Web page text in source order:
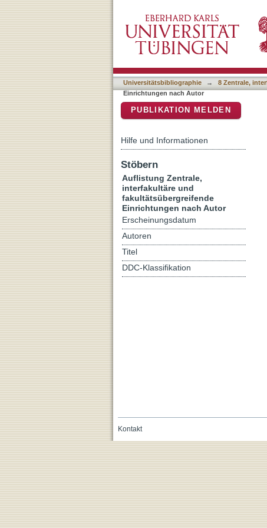
Auflistung 8 Zentrale,
Hans"
Universitätsbibliographie → 8 Zentrale,
Einrichtungen nach Autor
PUBLIKATION MELDEN
Hilfe und Informationen
Stöbern
Auflistung Zentrale,
interfakultäre und
fakultätsübergreifende
Einrichtungen nach Autor
Erscheinungsdatum
Autoren
Titel
DDC-Klassifikation
Kontakt